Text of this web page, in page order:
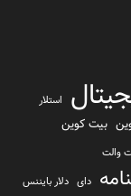
استلار
بیت کوین
والت
دای دلار بایننس